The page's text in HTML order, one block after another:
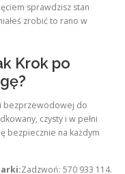
sprawdzisz stan
zrobić to rano w
Krok po
bezprzewodowej do
czysty i w pełni
bezpiecznie na każdym
Zadzwoń: 570 933 114.